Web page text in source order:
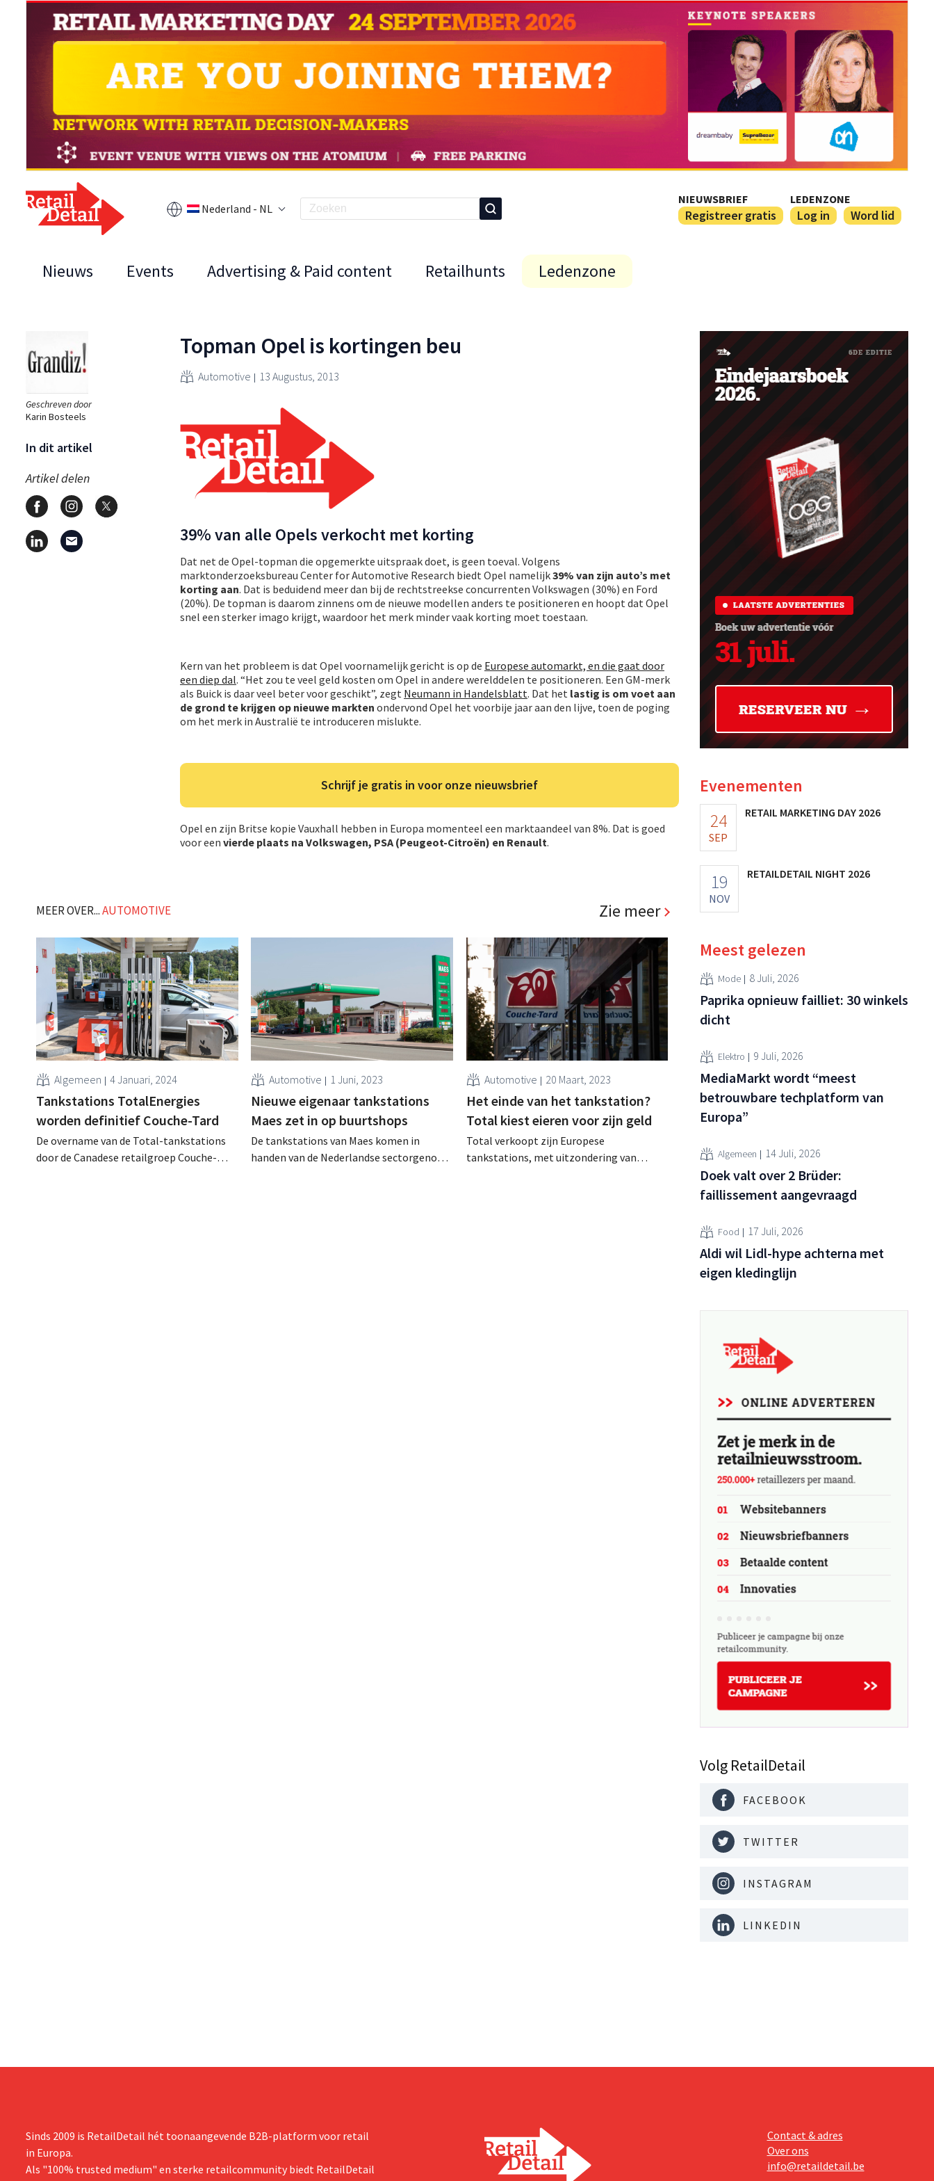
Nederland - NL
NIEUWSBRIEF
Registreer gratis
LEDENZONE
Log in Word lid
Nieuws Events Advertising & Paid content Retailhunts Ledenzone
Geschreven door
Karin Bosteels
In dit artikel
Artikel delen
Topman Opel is kortingen beu
Automotive 13 Augustus, 2013
39% van alle Opels verkocht met korting
Dat net de Opel-topman die opgemerkte uitspraak doet, is geen toeval. Volgens
marktonderzoeksbureau Center for Automotive Research biedt Opel namelijk39% van zijn auto’s met
korting aan. Dat is beduidend meer dan bij de rechtstreekse concurrenten Volkswagen (30%) en Ford
(20%). De topman is daarom zinnens om de nieuwe modellen anders te positioneren en hoopt dat Opel
snel een sterker imago krijgt, waardoor het merk minder vaak korting moet toestaan.
Kern van het probleem is dat Opel voornamelijk gericht is op de Europese automarkt, en die gaat door
een diep dal. “Het zou te veel geld kosten om Opel in andere werelddelen te positioneren. Een GM-merk
als Buick is daar veel beter voor geschikt”, zegt Neumann in Handelsblatt. Dat het lastig is om voet aan
de grond te krijgen op nieuwe markten ondervond Opel het voorbije jaar aan den lijve, toen de poging
om het merk in Australië te introduceren mislukte.
Schrijf je gratis in voor onze nieuwsbrief
Opel en zijn Britse kopie Vauxhall hebben in Europa momenteel een marktaandeel van 8%. Dat is goed
voor een vierde plaats na Volkswagen, PSA (Peugeot-Citroën) en Renault.
MEER OVER...AUTOMOTIVE Zie meer
Algemeen 4 Januari, 2024
Tankstations TotalEnergies
worden definitief Couche-Tard
De overname van de Total-tankstations
door de Canadese retailgroep Couche-
Automotive 1 Juni, 2023
Nieuwe eigenaar tankstations
Maes zet in op buurtshops
De tankstations van Maes komen in
handen van de Nederlandse sectorgenoot
Automotive 20 Maart, 2023
Het einde van het tankstation?
Total kiest eieren voor zijn geld
Total verkoopt zijn Europese
tankstations, met uitzondering van
Evenementen
24
SEP
RETAIL MARKETING DAY 2026
19
NOV
RETAILDETAIL NIGHT 2026
Meest gelezen
Mode 8 Juli, 2026
Paprika opnieuw failliet: 30 winkels
dicht
Elektro 9 Juli, 2026
MediaMarkt wordt “meest
betrouwbare techplatform van
Europa”
Algemeen 14 Juli, 2026
Doek valt over 2 Brüder:
faillissement aangevraagd
Food 17 Juli, 2026
Aldi wil Lidl-hype achterna met
eigen kledinglijn
Volg RetailDetail
FACEBOOK
TWITTER
INSTAGRAM
LINKEDIN
Sinds 2009 is RetailDetail hét toonaangevende B2B-platform voor retail
in Europa.
Als "100% trusted medium" en sterke retailcommunity biedt RetailDetail
Contact & adres
Over ons
info@retaildetail.be